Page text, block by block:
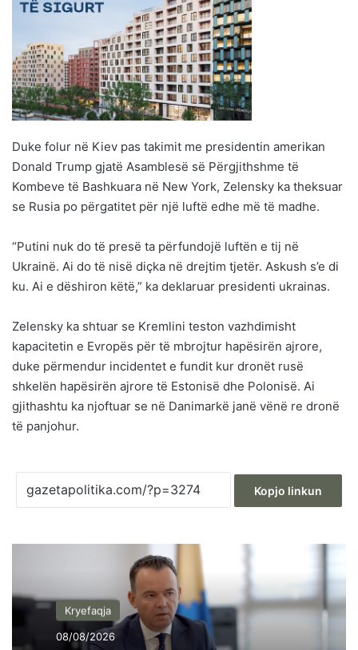
Duke folur në Kiev pas takimit me presidentin amerikan
Donald Trump gjatë Asamblesë së Përgjithshme të
Kombeve të Bashkuara në New York, Zelensky ka theksuar
se Rusia po përgatitet për një luftë edhe më të madhe.
“Putini nuk do të presë ta përfundojë luftën e tij në
Ukrainë. Ai do të nisë diçka në drejtim tjetër. Askush s’e di
ku. Ai e dëshiron këtë,” ka deklaruar presidenti ukrainas.
Zelensky ka shtuar se Kremlini teston vazhdimisht
kapacitetin e Evropës për të mbrojtur hapësirën ajrore,
duke përmendur incidentet e fundit kur dronët rusë
shkelën hapësirën ajrore të Estonisë dhe Polonisë. Ai
gjithashtu ka njoftuar se në Danimarkë janë vënë re dronë
të panjohur.
Kopjo linkun
Kryefaqja
08/08/2026